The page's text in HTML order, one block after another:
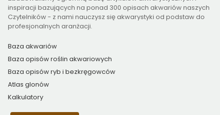
inspiracji bazujących na ponad 300 opisach akwariów naszych
Czytelników - z nami nauczysz się akwarystyki od podstaw do
profesjonalnych aranżacji.
Baza akwariów
Baza opisów roślin akwariowych
Baza opisów ryb i bezkręgowców
Atlas glonów
Kalkulatory